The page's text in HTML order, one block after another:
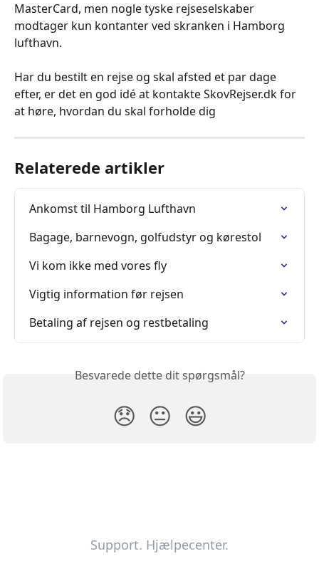
MasterCard, men nogle tyske rejseselskaber
modtager kun kontanter ved skranken i Hamborg
lufthavn.
Har du bestilt en rejse og skal afsted et par dage
efter, er det en god idé at kontakte SkovRejser.dk for
at høre, hvordan du skal forholde dig
Relaterede artikler
Ankomst til Hamborg Lufthavn
Bagage, barnevogn, golfudstyr og kørestol
Vi kom ikke med vores fly
Vigtig information før rejsen
Betaling af rejsen og restbetaling
Besvarede dette dit spørgsmål?
😞 😐 😃
Support. Hjælpecenter.